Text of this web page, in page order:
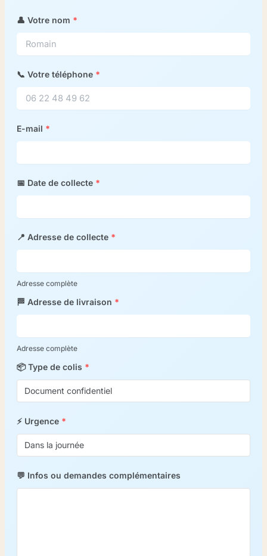
👤 Votre nom *
📞 Votre téléphone *
E-mail *
📅 Date de collecte *
📍 Adresse de collecte *
Adresse complète
🏁 Adresse de livraison *
Adresse complète
📦 Type de colis *
⚡ Urgence *
💬 Infos ou demandes complémentaires